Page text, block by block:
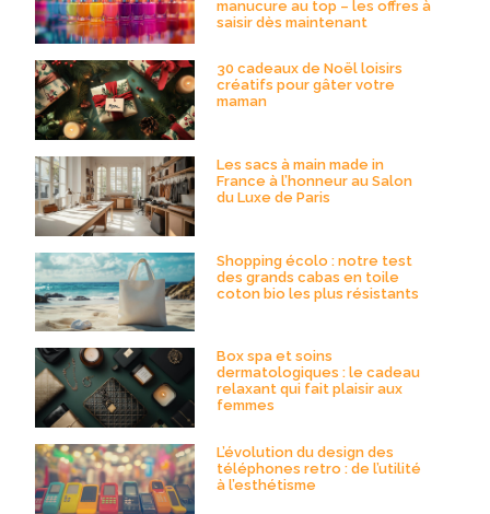
manucure au top – les offres à
saisir dès maintenant
30 cadeaux de Noël loisirs
créatifs pour gâter votre
maman
Les sacs à main made in
France à l’honneur au Salon
du Luxe de Paris
Shopping écolo : notre test
des grands cabas en toile
coton bio les plus résistants
Box spa et soins
dermatologiques : le cadeau
relaxant qui fait plaisir aux
femmes
L’évolution du design des
téléphones retro : de l’utilité
à l’esthétisme